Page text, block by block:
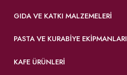
GIDA VE KATKI MALZEMELERI
PASTA VE KURABIYE EKIPMANLARI
KAFE ÜRÜNLERI